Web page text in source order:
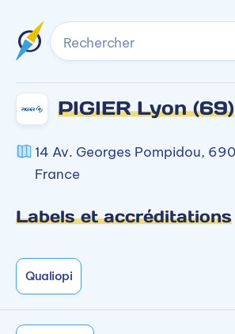
Rechercher
PIGIER Lyon (69)
14 Av. Georges Pompidou,
France
Labels et accréditations
Qualiopi